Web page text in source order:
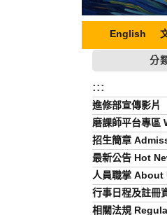
English
分
:::
進修部宣傳影片
磨課師平台專區
招生簡章
最新公告 Hot
人員職掌 About
行事日程及註冊
相關法規